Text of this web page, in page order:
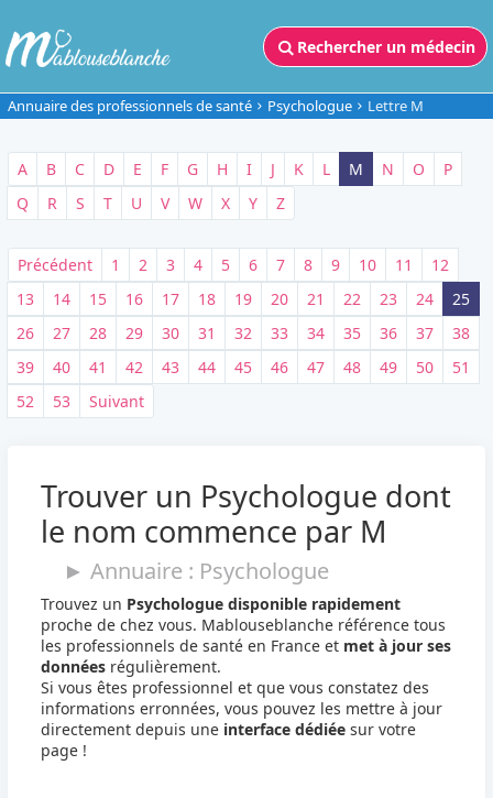
Rechercher un médecin
Annuaire des professionnels de santé Psychologue Lettre M
A B C D E F G H I J K L M N O
P
Q
R S T U V W X Y Z
Précédent 1 2 3 4 5 6 7 8 9 10 11
12
13
14 15 16 17 18 19 20 21 22 23 24
25
26
27 28 29 30 31 32 33 34 35 36 37
38
39
40 41 42 43 44 45 46 47 48 49 50
51
52
53 Suivant
Trouver un Psychologue dont
le nom commence par M
► Annuaire : Psychologue
Trouvez un Psychologue disponible rapidement
proche de chez vous. Mablouseblanche référence tous
les professionnels de santé en France et met à jour ses
données régulièrement.
Si vous êtes professionnel et que vous constatez des
informations erronnées, vous pouvez les mettre à jour
directement depuis une interface dédiée sur votre
page !